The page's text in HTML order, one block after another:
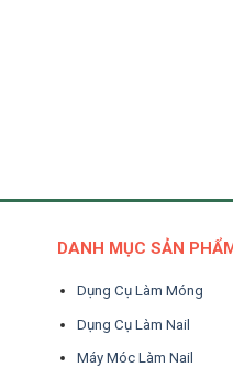
DANH MỤC SẢN
Dụng Cụ Làm Móng
Dụng Cụ Làm Nail
Máy Móc Làm Nail